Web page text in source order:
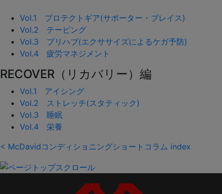
Vol.1 プロテクトギア(サポーター・ブレイス)
Vol.2 テーピング
Vol.3 プリハブ(エクササイズによるケガ予防)
Vol.4 疲労マネジメント
RECOVER（リカバリー）編
Vol.1 アイシング
Vol.2 ストレッチ(スタティック)
Vol.3 睡眠
Vol.4 栄養
< McDavidコンディショニングショートコラム index